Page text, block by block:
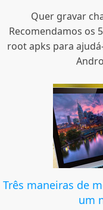
Quer gravar
Recomendamos os
root apks para
Três maneiras de
um